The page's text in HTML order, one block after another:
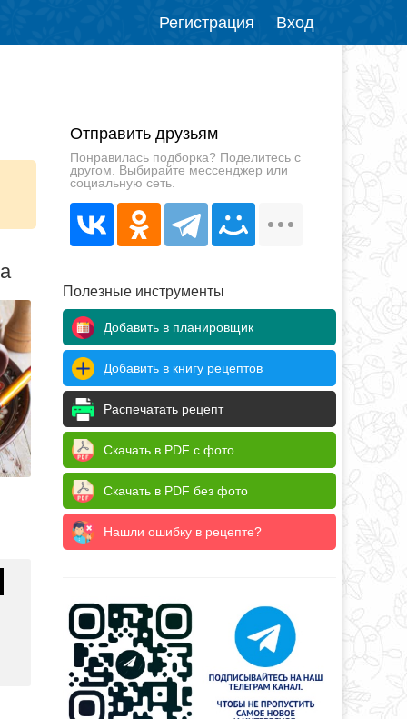
Регистрация Вход
Отправить друзьям
Понравилась подборка? Поделитесь с
другом. Выбирайте мессенджер или
социальную сеть.
Полезные инструменты
Добавить в планировщик
Добавить в книгу рецептов
Распечатать рецепт
Скачать в PDF с фото
Скачать в PDF без фото
Нашли ошибку в рецепте?